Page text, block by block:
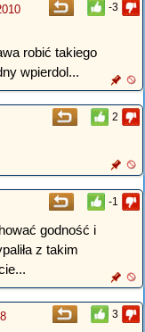
-3
robić takiego
wpierdol...
2
-1
godność i
z takim
3